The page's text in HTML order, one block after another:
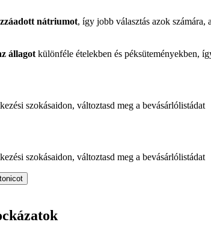
nátriumot, így jobb választás azok
állagot különféle ételekben és péksüteményekben,
szokásaidon, változtasd meg a bevásárlólistádat
szokásaidon, változtasd meg a bevásárlólistádat